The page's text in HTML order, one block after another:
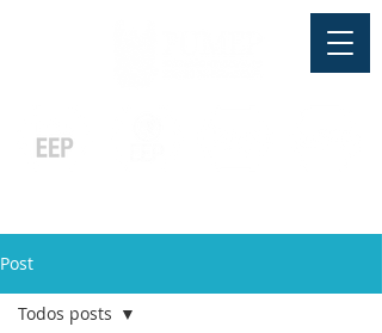
Post
Todos posts